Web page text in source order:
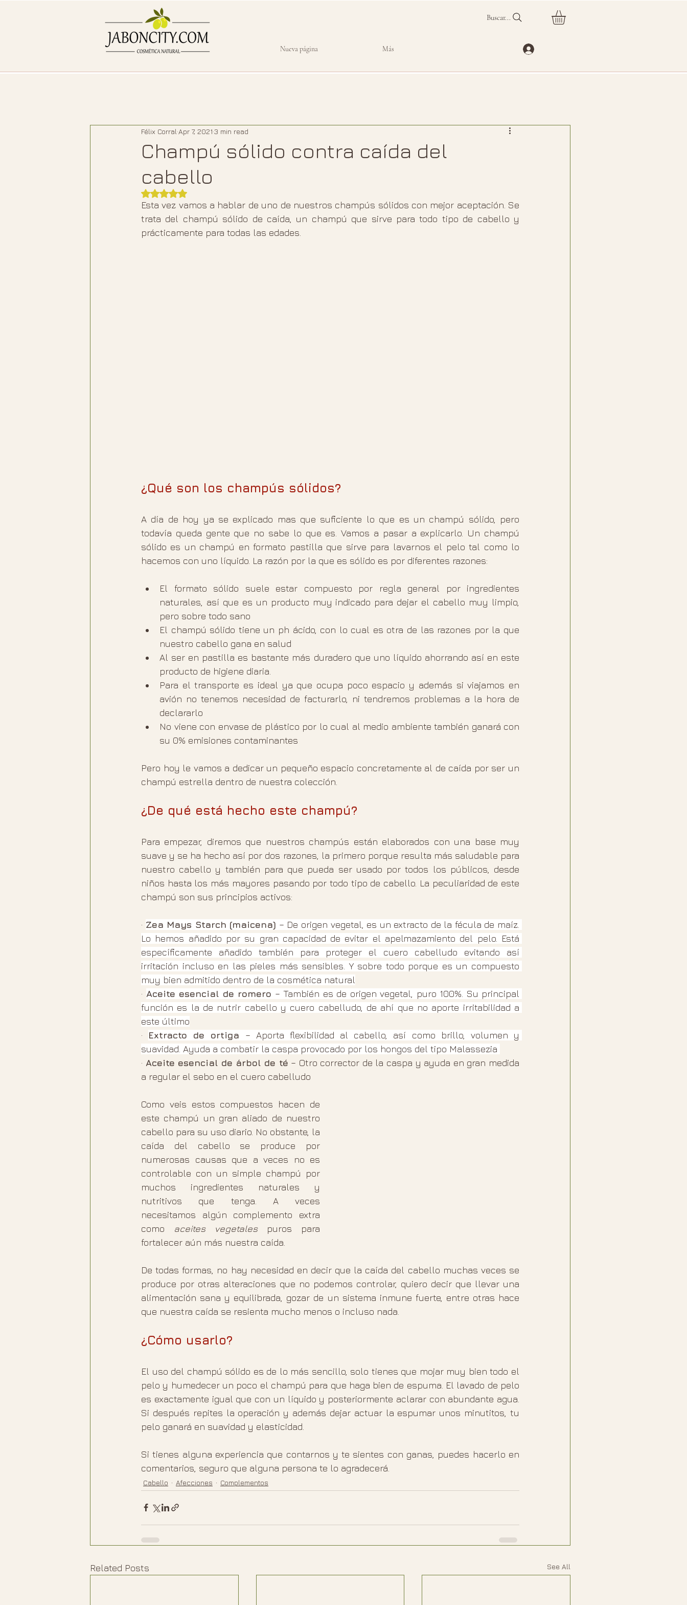
Nueva página Más
Buscar...
Champú sólido contra caída del
cabello
Félix Corral Apr 7, 2021 3 min read
Rated NaN out of 5 stars.
Esta vez vamos a hablar de uno de nuestros champús sólidos con mejor aceptación. Se
trata del champú sólido de caída, un champú que sirve para todo tipo de cabello y
prácticamente para todas las edades.
¿Qué son los champús sólidos?
A día de hoy ya se explicado mas que suficiente lo que es un champú sólido, pero
todavía queda gente que no sabe lo que es. Vamos a pasar a explicarlo. Un champú
sólido es un champú en formato pastilla que sirve para lavarnos el pelo tal como lo
hacemos con uno líquido. La razón por la que es sólido es por diferentes razones:
El formato sólido suele estar compuesto por regla general por ingredientes
naturales, así que es un producto muy indicado para dejar el cabello muy limpio,
pero sobre todo sano
El champú sólido tiene un ph ácido, con lo cual es otra de las razones por la que
nuestro cabello gana en salud
Al ser en pastilla es bastante más duradero que uno líquido ahorrando así en este
producto de higiene diaria.
Para el transporte es ideal ya que ocupa poco espacio y además si viajamos en
avión no tenemos necesidad de facturarlo, ni tendremos problemas a la hora de
declararlo
No viene con envase de plástico por lo cual al medio ambiente también ganará con
su 0% emisiones contaminantes
Pero hoy le vamos a dedicar un pequeño espacio concretamente al de caída por ser un
champú estrella dentro de nuestra colección.
¿De qué está hecho este champú?
Para empezar, diremos que nuestros champús están elaborados con una base muy
suave y se ha hecho así por dos razones, la primero porque resulta más saludable para
nuestro cabello y también para que pueda ser usado por todos los públicos, desde
niños hasta los más mayores pasando por todo tipo de cabello. La peculiaridad de este
champú son sus principios activos:
· Zea Mays Starch (maicena) – De origen vegetal, es un extracto de la fécula de maíz.
Lo hemos añadido por su gran capacidad de evitar el apelmazamiento del pelo. Está
específicamente añadido también para proteger el cuero cabelludo evitando así
irritación incluso en las pieles más sensibles. Y sobre todo porque es un compuesto
muy bien admitido dentro de la cosmética natural
· Aceite esencial de romero – También es de origen vegetal, puro 100%. Su principal
función es la de nutrir cabello y cuero cabelludo, de ahí que no aporte irritabilidad a
este último
· Extracto de ortiga – Aporta flexibilidad al cabello, así como brillo, volumen y
suavidad. Ayuda a combatir la caspa provocado por los hongos del tipo Malassezia
· Aceite esencial de árbol de té – Otro corrector de la caspa y ayuda en gran medida
a regular el sebo en el cuero cabelludo
Como veis estos compuestos hacen de
este champú un gran aliado de nuestro
cabello para su uso diario. No obstante, la
caída del cabello se produce por
numerosas causas que a veces no es
controlable con un simple champú por
muchos ingredientes naturales y
nutritivos que tenga. A veces
necesitamos algún complemento extra
como aceites vegetales puros para
fortalecer aún más nuestra caída.
De todas formas, no hay necesidad en decir que la caída del cabello muchas veces se
produce por otras alteraciones que no podemos controlar, quiero decir que llevar una
alimentación sana y equilibrada, gozar de un sistema inmune fuerte, entre otras hace
que nuestra caída se resienta mucho menos o incluso nada.
¿Cómo usarlo?
El uso del champú sólido es de lo más sencillo, solo tienes que mojar muy bien todo el
pelo y humedecer un poco el champú para que haga bien de espuma. El lavado de pelo
es exactamente igual que con un líquido y posteriormente aclarar con abundante agua.
Si después repites la operación y además dejar actuar la espumar unos minutitos, tu
pelo ganará en suavidad y elasticidad.
Si tienes alguna experiencia que contarnos y te sientes con ganas, puedes hacerlo en
comentarios, seguro que alguna persona te lo agradecerá.
Cabello Afecciones Complementos
Related Posts See All